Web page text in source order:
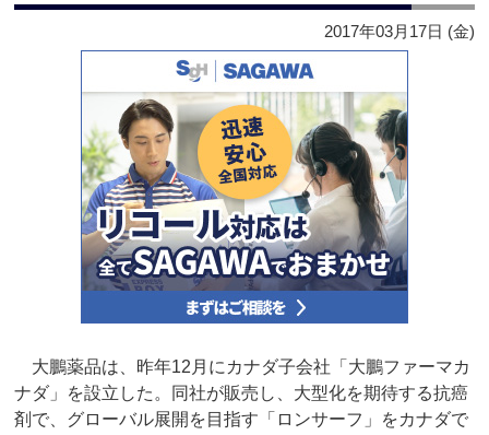
2017年03月17日 (金)
大鵬薬品は、昨年12月にカナダ子会社「大鵬ファーマカ
ナダ」を設立した。同社が販売し、大型化を期待する抗癌
剤で、グローバル展開を目指す「ロンサーフ」をカナダで